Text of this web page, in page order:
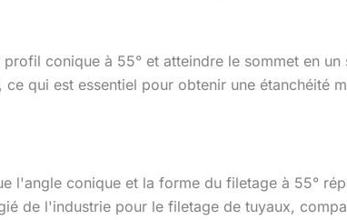
conique à 55° et atteindre le sommet en
qui est essentiel pour obtenir une étanchéité
l'angle conique et la forme du filetage à 55°
de l'industrie pour le filetage de tuyaux,